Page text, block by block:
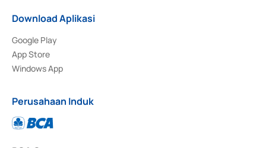
Download Aplikasi
Google Play
App Store
Windows App
Perusahaan Induk